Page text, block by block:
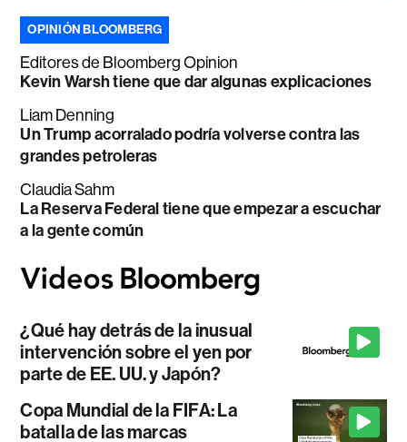
OPINIÓN BLOOMBERG
Editores de Bloomberg Opinion
Kevin Warsh tiene que dar algunas explicaciones
Liam Denning
Un Trump acorralado podría volverse contra las
grandes petroleras
Claudia Sahm
La Reserva Federal tiene que empezar a escuchar
a la gente común
¿Qué hay detrás de la inusual
intervención sobre el yen por
parte de EE. UU. y Japón?
Copa Mundial de la FIFA: La
batalla de las marcas